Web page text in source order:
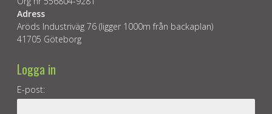
Adress
Aröds Industriväg 76 (ligger 1000m från backaplan)
41705 Göteborg
Logga in
E-post: